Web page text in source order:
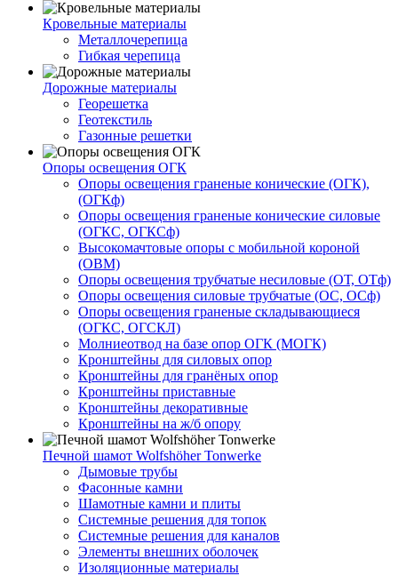
Кровельные материалы
Металлочерепица
Гибкая черепица
Дорожные материалы
Георешетка
Геотекстиль
Газонные решетки
Опоры освещения ОГК
Опоры освещения граненые конические (ОГК),
(ОГКф)
Опоры освещения граненые конические силовые
(ОГКС, ОГКСф)
Высокомачтовые опоры с мобильной короной
(ОВМ)
Опоры освещения трубчатые несиловые (ОТ, ОТф)
Опоры освещения силовые трубчатые (ОС, ОСф)
Опоры освещения граненые складывающиеся
(ОГКС, ОГСКЛ)
Молниеотвод на базе опор ОГК (МОГК)
Кронштейны для силовых опор
Кронштейны для гранёных опор
Кронштейны приставные
Кронштейны декоративные
Кронштейны на ж/б опору
Печной шамот Wolfshöher Tonwerke
Дымовые трубы
Фасонные камни
Шамотные камни и плиты
Системные решения для топок
Системные решения для каналов
Элементы внешних оболочек
Изоляционные материалы